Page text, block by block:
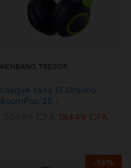
KENBANG TRÉSOR
casque sans fil Oraimo
BoomPop 2S :
18449 CFA
-14%